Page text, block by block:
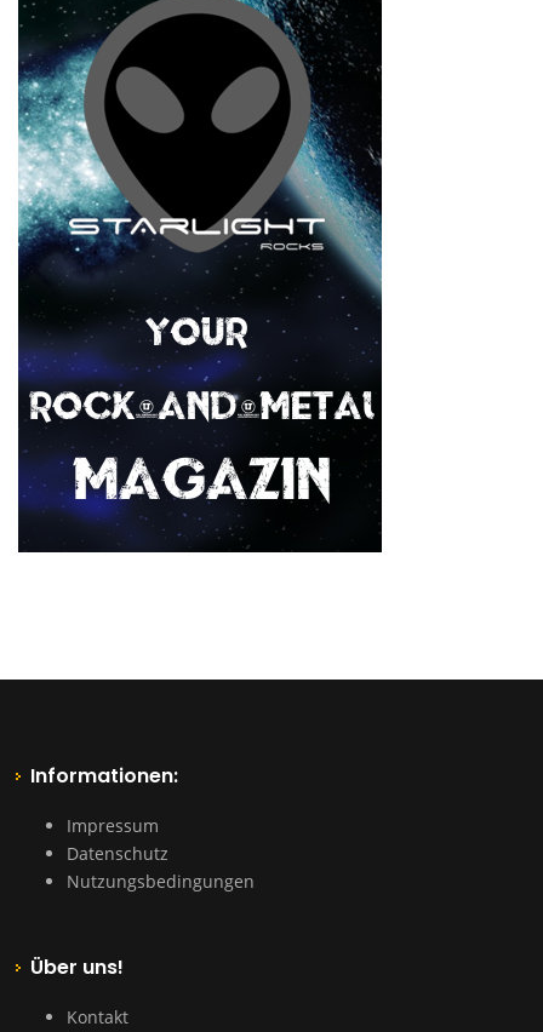
Informationen:
Impressum
Datenschutz
Nutzungsbedingungen
Über uns!
Kontakt